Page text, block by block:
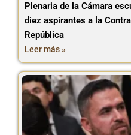
Plenaria de la Cámara
diez aspirantes a la
República
Leer más »